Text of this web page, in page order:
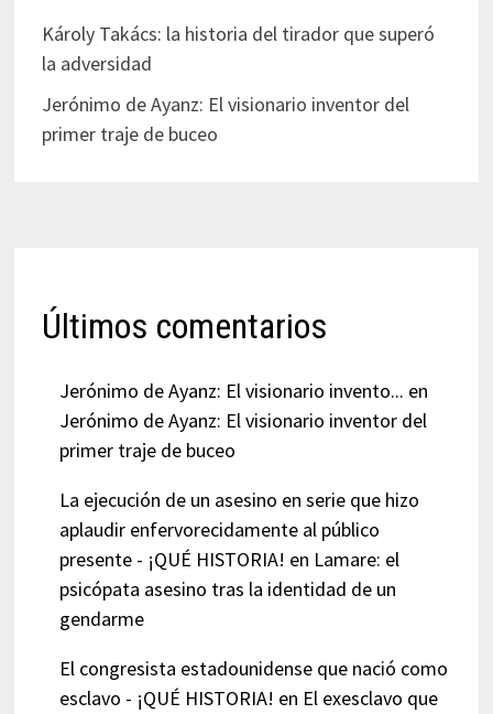
Károly Takács: la historia del tirador que superó
la adversidad
Jerónimo de Ayanz: El visionario inventor del
primer traje de buceo
Últimos comentarios
Jerónimo de Ayanz: El visionario invento... en
Jerónimo de Ayanz: El visionario inventor del
primer traje de buceo
La ejecución de un asesino en serie que hizo
aplaudir enfervorecidamente al público
presente - ¡QUÉ HISTORIA! en Lamare: el
psicópata asesino tras la identidad de un
gendarme
El congresista estadounidense que nació como
esclavo - ¡QUÉ HISTORIA! en El exesclavo que